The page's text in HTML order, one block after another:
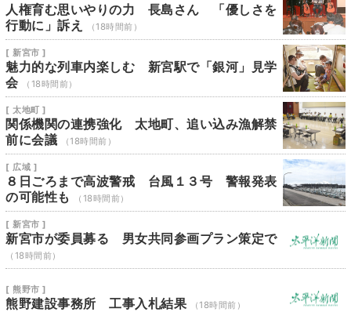
人権育む思いやりの力 長島さん 「優しさを
行動に」訴え
（18時間前）
[ 新宮市 ]
魅力的な列車内楽しむ 新宮駅で「銀河」見学
会
（18時間前）
[ 太地町 ]
関係機関の連携強化 太地町、追い込み漁解禁
前に会議
（18時間前）
[ 広域 ]
８日ごろまで高波警戒 台風１３号 警報発表
の可能性も
（18時間前）
[ 新宮市 ]
新宮市が委員募る 男女共同参画プラン策定で
（18時間前）
[ 熊野市 ]
熊野建設事務所 工事入札結果 （18時間前）